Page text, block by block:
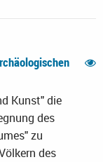
Kunst" die
des
zu
des